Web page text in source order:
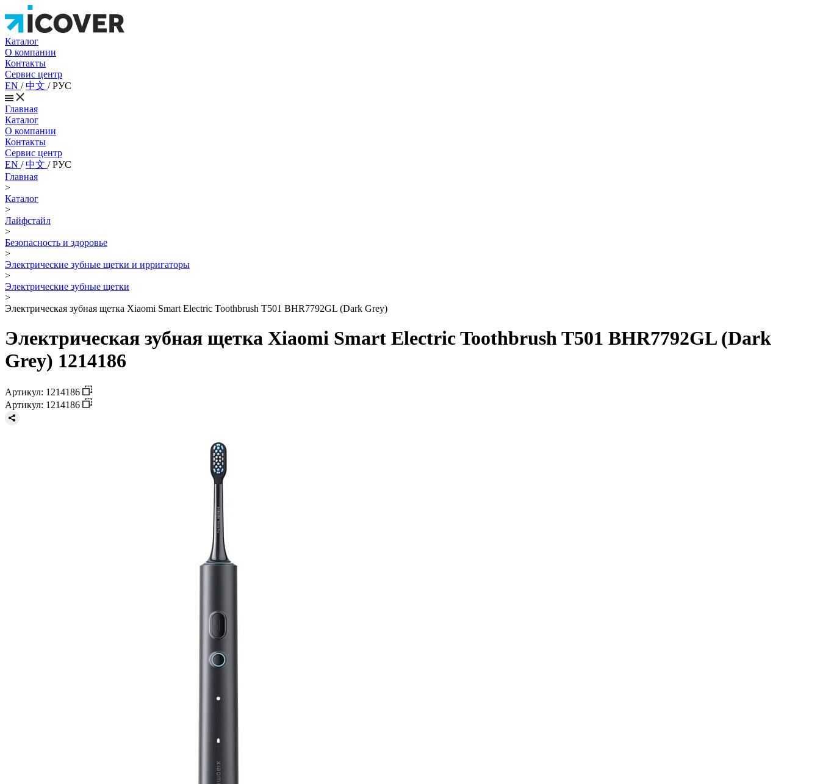
Каталог
О компании
Контакты
Сервис центр
EN /中文 /РУС
Главная
Каталог
О компании
Контакты
Сервис центр
EN /中文 /РУС
Главная
>
Каталог
>
Лайфстайл
>
Безопасность и здоровье
>
Электрические зубные щетки и ирригаторы
>
Электрические зубные щетки
>
Электрическая зубная щетка Xiaomi Smart Electric Toothbrush T501 BHR7792GL (Dark Grey)
Электрическая зубная щетка Xiaomi Smart Electric Toothbrush T501 BHR7792GL (Dark
Grey) 1214186
Артикул: 1214186
Артикул: 1214186